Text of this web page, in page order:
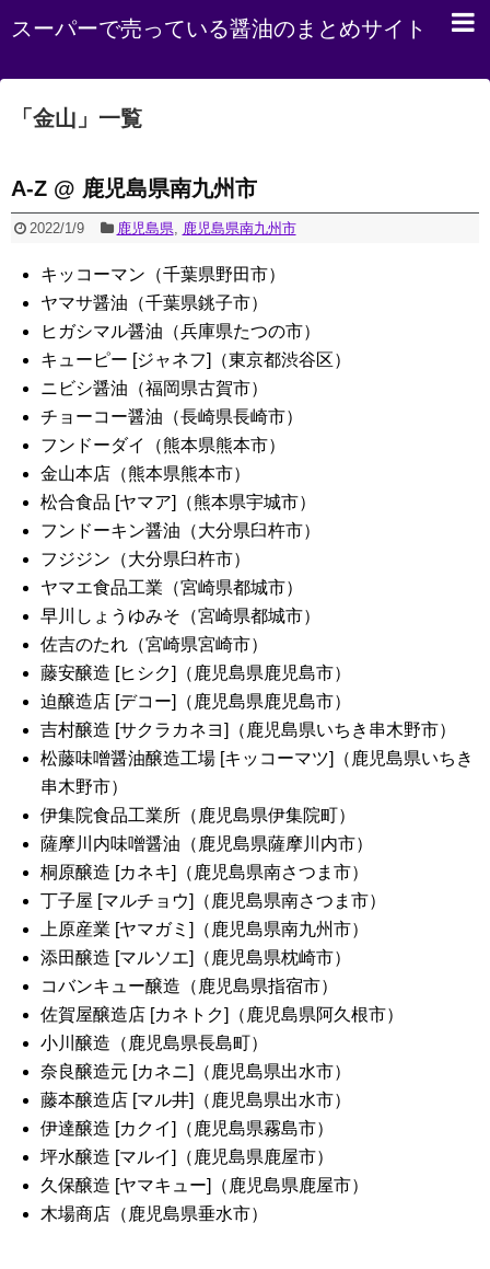
スーパーで売っている醤油のまとめサイト
「 金山 」 一覧
A-Z @ 鹿児島県南九州市
2022/1/9 鹿児島県, 鹿児島県南九州市
キッコーマン（千葉県野田市）
ヤマサ醤油（千葉県銚子市）
ヒガシマル醤油（兵庫県たつの市）
キューピー [ジャネフ]（東京都渋谷区）
ニビシ醤油（福岡県古賀市）
チョーコー醤油（長崎県長崎市）
フンドーダイ（熊本県熊本市）
金山本店（熊本県熊本市）
松合食品 [ヤマア]（熊本県宇城市）
フンドーキン醤油（大分県臼杵市）
フジジン（大分県臼杵市）
ヤマエ食品工業（宮崎県都城市）
早川しょうゆみそ（宮崎県都城市）
佐吉のたれ（宮崎県宮崎市）
藤安醸造 [ヒシク]（鹿児島県鹿児島市）
迫醸造店 [デコー]（鹿児島県鹿児島市）
吉村醸造 [サクラカネヨ]（鹿児島県いちき串木野市）
松藤味噌醤油醸造工場 [キッコーマツ]（鹿児島県いちき
串木野市）
伊集院食品工業所（鹿児島県伊集院町）
薩摩川内味噌醤油（鹿児島県薩摩川内市）
桐原醸造 [カネキ]（鹿児島県南さつま市）
丁子屋 [マルチョウ]（鹿児島県南さつま市）
上原産業 [ヤマガミ]（鹿児島県南九州市）
添田醸造 [マルソエ]（鹿児島県枕崎市）
コバンキュー醸造（鹿児島県指宿市）
佐賀屋醸造店 [カネトク]（鹿児島県阿久根市）
小川醸造（鹿児島県長島町）
奈良醸造元 [カネニ]（鹿児島県出水市）
藤本醸造店 [マル井]（鹿児島県出水市）
伊達醸造 [カクイ]（鹿児島県霧島市）
坪水醸造 [マルイ]（鹿児島県鹿屋市）
久保醸造 [ヤマキュー]（鹿児島県鹿屋市）
木場商店（鹿児島県垂水市）